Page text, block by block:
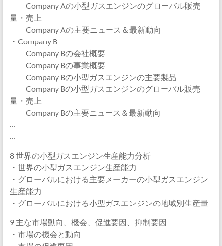
Company Aの小型ガスエンジンのグローバル販売
量・売上
Company Aの主要ニュース＆最新動向
・Company B
Company Bの会社概要
Company Bの事業概要
Company Bの小型ガスエンジンの主要製品
Company Bの小型ガスエンジンのグローバル販売
量・売上
Company Bの主要ニュース＆最新動向
…
…
8 世界の小型ガスエンジン生産能力分析
・世界の小型ガスエンジン生産能力
・グローバルにおける主要メーカーの小型ガスエンジン
生産能力
・グローバルにおける小型ガスエンジンの地域別生産量
9 主な市場動向、機会、促進要因、抑制要因
・市場の機会と動向